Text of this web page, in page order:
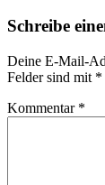
Schreibe
Deine E-Mail-
Felder sind mit *
Kommentar *